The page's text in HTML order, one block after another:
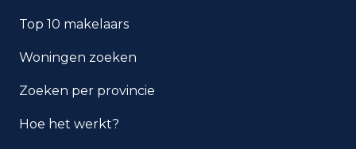
Hoe veilig is wonen in
Welke woningtypen komen
het meest voor in Luyksgestel?
Top 10 makelaars
Woningen zoeken
Zoeken per provincie
Hoe het werkt?